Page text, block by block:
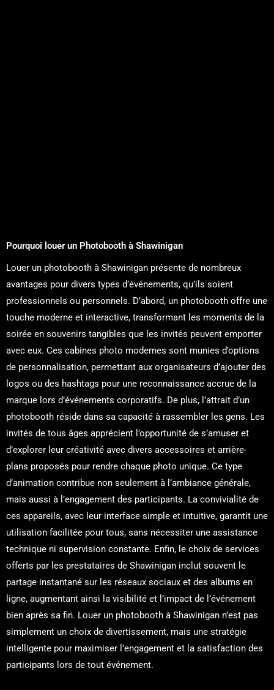
Pourquoi louer un Photobooth à Shawinigan
Louer un photobooth à Shawinigan présente de nombreux
avantages pour divers types d’événements, qu’ils soient
professionnels ou personnels. D’abord, un photobooth offre une
touche moderne et interactive, transformant les moments de la
soirée en souvenirs tangibles que les invités peuvent emporter
avec eux. Ces cabines photo modernes sont munies d’options
de personnalisation, permettant aux organisateurs d’ajouter des
logos ou des hashtags pour une reconnaissance accrue de la
marque lors d’événements corporatifs. De plus, l’attrait d’un
photobooth réside dans sa capacité à rassembler les gens. Les
invités de tous âges apprécient l’opportunité de s’amuser et
d’explorer leur créativité avec divers accessoires et arrière-
plans proposés pour rendre chaque photo unique. Ce type
d’animation contribue non seulement à l’ambiance générale,
mais aussi à l’engagement des participants. La convivialité de
ces appareils, avec leur interface simple et intuitive, garantit une
utilisation facilitée pour tous, sans nécessiter une assistance
technique ni supervision constante. Enfin, le choix de services
offerts par les prestataires de Shawinigan inclut souvent le
partage instantané sur les réseaux sociaux et des albums en
ligne, augmentant ainsi la visibilité et l’impact de l’événement
bien après sa fin. Louer un photobooth à Shawinigan n’est pas
simplement un choix de divertissement, mais une stratégie
intelligente pour maximiser l’engagement et la satisfaction des
participants lors de tout événement.